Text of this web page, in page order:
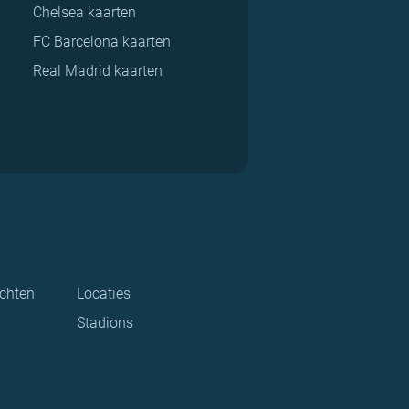
Chelsea kaarten
FC Barcelona kaarten
Real Madrid kaarten
Locaties
Stadions